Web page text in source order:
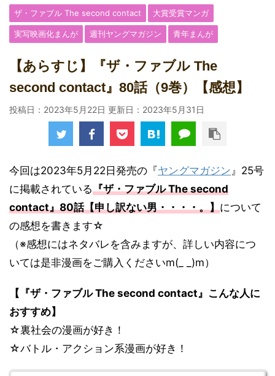
ザ・ファブル The second contact 大賞受賞マンガ
実写映画化まんが 週刊ヤングマガジン 青年まんが
【あらすじ】『ザ・ファブル The
second contact』80話（9巻）【感想】
投稿日：2023年5月22日 更新日： 2023年5月31日
今回は2023年5月22日発売の『ヤングマガジン』25号
に掲載されている『ザ・ファブル The second
contact』80話【申し訳ない男・・・・。】について
の感想を書きます☆
（※感想にはネタバレを含みますが、詳しい内容につ
いては是非漫画をご購入くださいm(_ _)m）
【『ザ・ファブル The second contact』こんな人に
おすすめ】
☆裏社会の漫画が好き！
☆バトル・アクション系漫画が好き！